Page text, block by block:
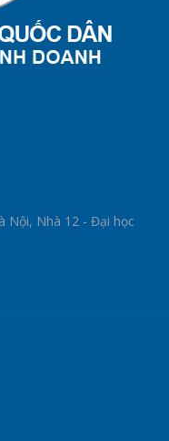
Nội, Nhà 12 - Đại học